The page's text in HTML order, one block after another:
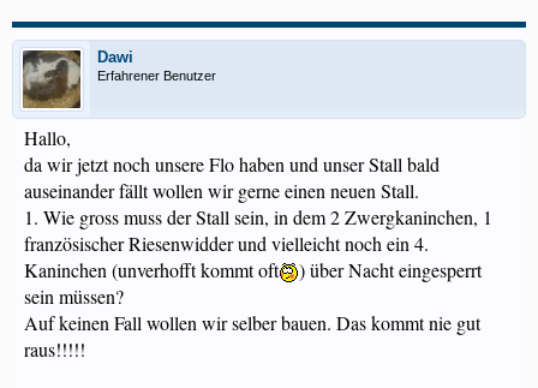
Dawi
Erfahrener Benutzer
Hallo,
da wir jetzt noch unsere Flo haben und unser Stall bald
auseinander fällt wollen wir gerne einen neuen Stall.
1. Wie gross muss der Stall sein, in dem 2 Zwergkaninchen, 1
französischer Riesenwidder und vielleicht noch ein 4.
Kaninchen (unverhofft kommt oft
) über Nacht eingesperrt
sein müssen?
Auf keinen Fall wollen wir selber bauen. Das kommt nie gut
raus!!!!!